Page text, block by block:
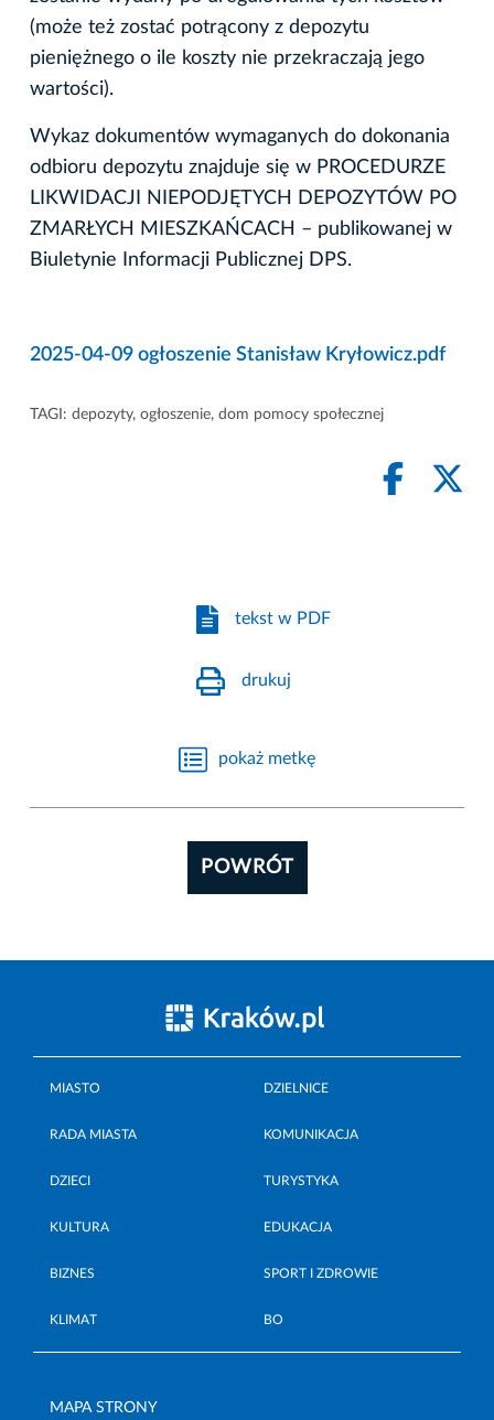
(może też zostać potrącony z depozytu
pieniężnego o ile koszty nie przekraczają jego
wartości).
Wykaz dokumentów wymaganych do dokonania
odbioru depozytu znajduje się w PROCEDURZE
LIKWIDACJI NIEPODJĘTYCH DEPOZYTÓW PO
ZMARŁYCH MIESZKAŃCACH – publikowanej w
Biuletynie Informacji Publicznej DPS.
2025-04-09 ogłoszenie Stanisław Kryłowicz.pdf
TAGI: depozyty, ogłoszenie, dom pomocy społecznej
tekst w PDF
drukuj
pokaż metkę
POWRÓT
MIASTO DZIELNICE
RADA MIASTA KOMUNIKACJA
DZIECI TURYSTYKA
KULTURA EDUKACJA
BIZNES SPORT I ZDROWIE
KLIMAT BO
MAPA STRONY